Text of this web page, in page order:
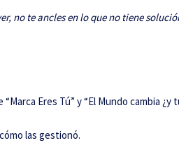
no te ancles en lo que no tiene
Eres Tú” y “El Mundo cambia ¿y
las gestionó.